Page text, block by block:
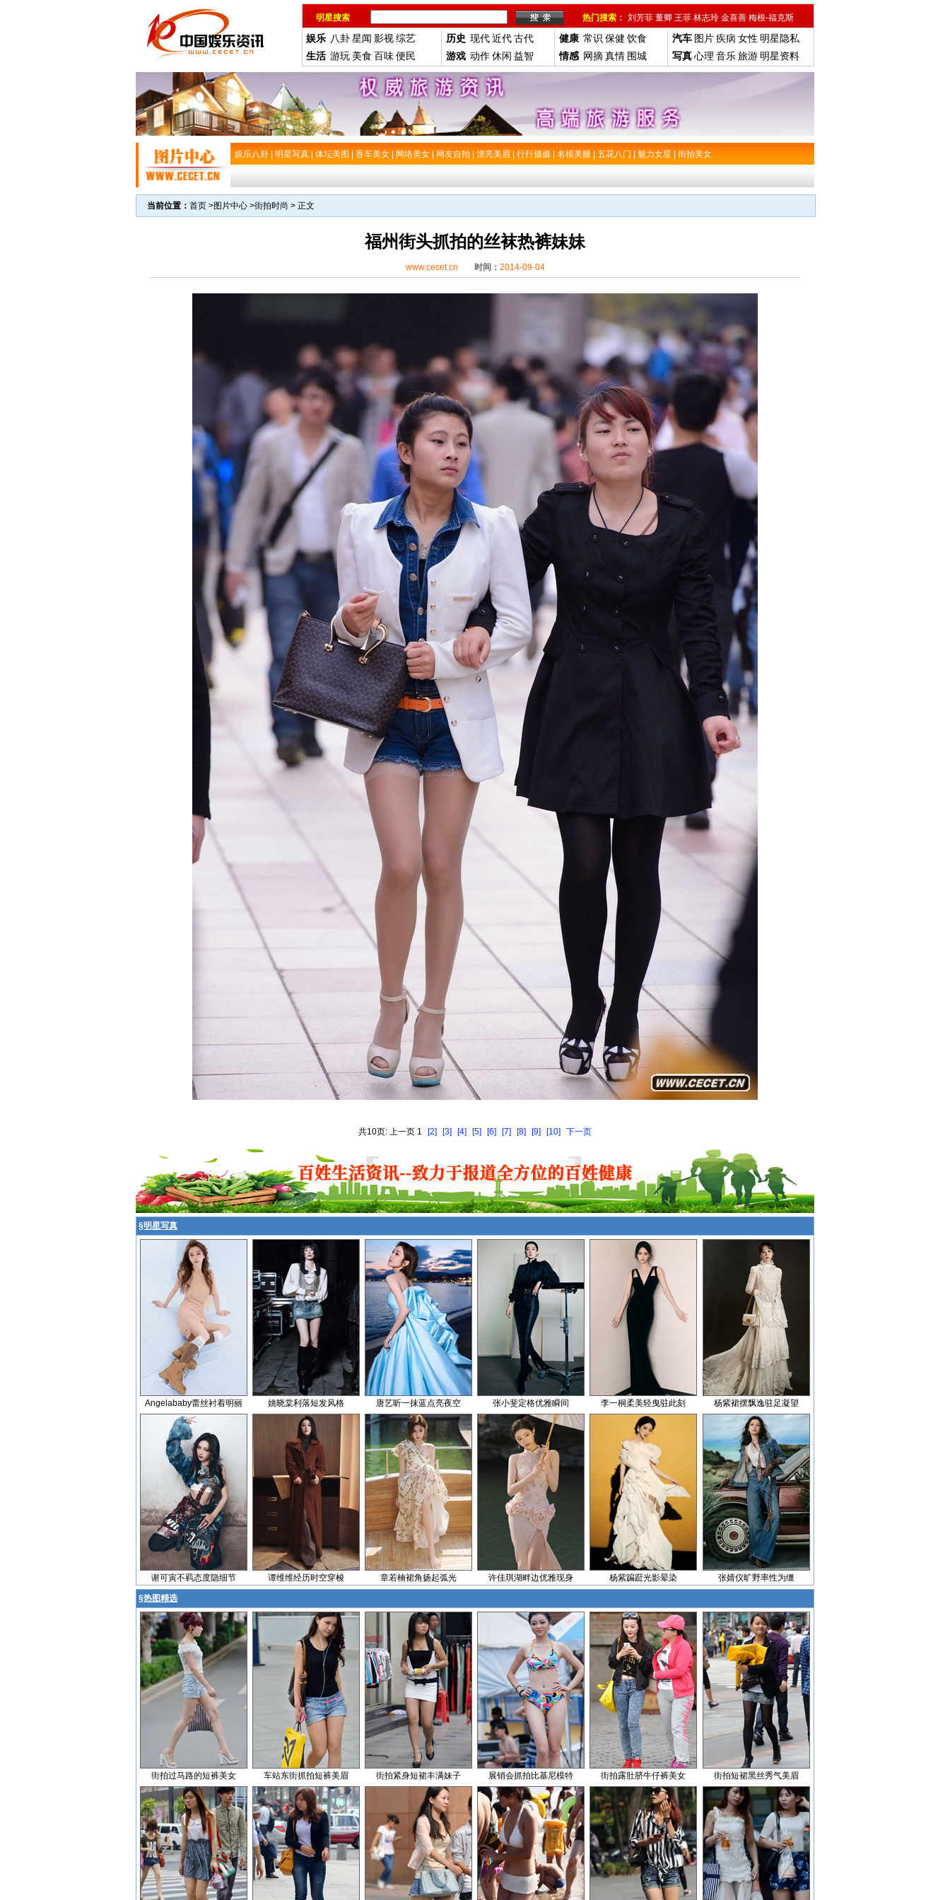
明星搜索 热门搜索： 刘芳菲 董卿 王菲 林志玲 金喜善 梅根-福克斯
娱乐 八卦星闻 影视综艺
生活 游玩 美食 百味便民
历史 现代近代古代
游戏 动作休闲 益智
健康 常识 保健 饮食
情感 网摘真情 围城
汽车 图片疾病 女性 明星隐私
写真心理 音乐旅游 明星资料
娱乐八卦 明星写真 体坛美图 香车美女 网络美女 网友自拍 漂亮美眉 行行摄摄 名模美腿 五花八门 魅力女星 街拍美女
当前位置： 首页 >图片中心 >街拍时尚 > 正文
福州街头抓拍的丝袜热裤妹妹
www.cecet.cn 时间： 2014-09-04
共10页: 上一页 1 [2] [3] [4] [5] [6] [7] [8] [9] [10] 下一页
§明星写真
Angelababy蕾丝衬着明丽 姚晓棠利落短发风格 唐艺昕一抹蓝点亮夜空 张小斐定格优雅瞬间 李一桐柔美轻曳驻此刻 杨紫裙摆飘逸驻足凝望
谢可寅不羁态度隐细节 谭维维经历时空穿梭 章若楠裙角扬起弧光 许佳琪湖畔边优雅现身 杨紫蹁跹光影晕染 张婧仪旷野率性为缰
§热图精选
街拍过马路的短裤美女 车站东街抓拍短裤美眉 街拍紧身短裙丰满妹子 展销会抓拍比基尼模特 街拍露肚脐牛仔裤美女 街拍短裙黑丝秀气美眉